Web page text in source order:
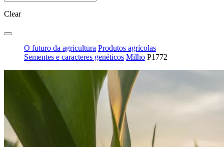
Clear
O futuro da agricultura Produtos agrícolas
Sementes e caracteres genéticos Milho P1772